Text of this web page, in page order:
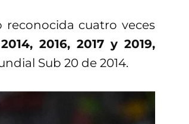
cuatro veces
2016, 2017 y 2019,
Sub 20 de 2014.